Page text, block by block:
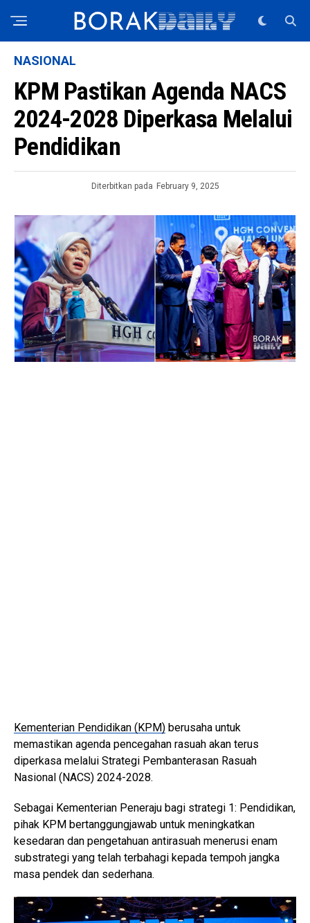
NASIONAL
KPM Pastikan Agenda NACS
2024-2028 Diperkasa Melalui
Pendidikan
Diterbitkan pada February 9, 2025
Kementerian Pendidikan (KPM) berusaha untuk
memastikan agenda pencegahan rasuah akan terus
diperkasa melalui Strategi Pembanterasan Rasuah
Nasional (NACS) 2024-2028.
Sebagai Kementerian Peneraju bagi strategi 1: Pendidikan,
pihak KPM bertanggungjawab untuk meningkatkan
kesedaran dan pengetahuan antirasuah menerusi enam
substrategi yang telah terbahagi kepada tempoh jangka
masa pendek dan sederhana.